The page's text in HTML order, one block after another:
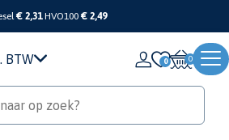
€ 2,31 HVO100 € 2,49
BTW 0